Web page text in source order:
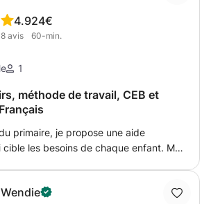
bientôt, Justine
4.9
8 avis
24€
60-min.
1
méthode de travail, CEB et
primaire, je propose une aide
les besoins de chaque enfant. Mon
en secondaire, je propose une
Wendie